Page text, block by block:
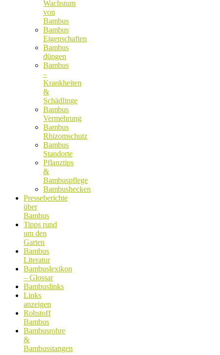
Wachstum
von
Bambus
Bambus
Eigenschaften
Bambus
düngen
Bambus
–
Krankheiten
&
Schädlinge
Bambus
Vermehrung
Bambus
Rhizomschutz
Bambus
Standorte
Pflanztips
&
Bambuspflege
Bambushecken
Presseberichte
über
Bambus
Tipps rund
um den
Garten
Bambus
Literatur
Bambuslexikon
– Glossar
Bambuslinks
Links
anzeigen
Rohstoff
Bambus
Bambusrohre
&
Bambusstangen